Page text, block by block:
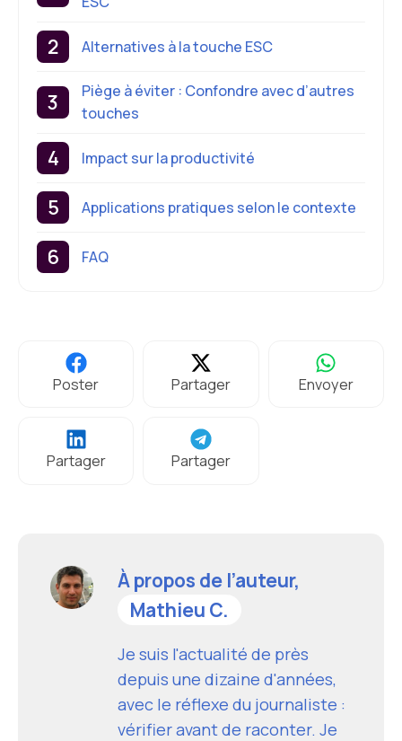
Alternatives à la touche ESC
Piège à éviter : Confondre avec d’autres
touches
Impact sur la productivité
Applications pratiques selon le contexte
FAQ
Poster Partager Envoyer
Partager Partager
À propos de l’auteur,
Mathieu C.
Je suis l'actualité de près
depuis une dizaine d'années,
avec le réflexe du journaliste :
vérifier avant de raconter. Je